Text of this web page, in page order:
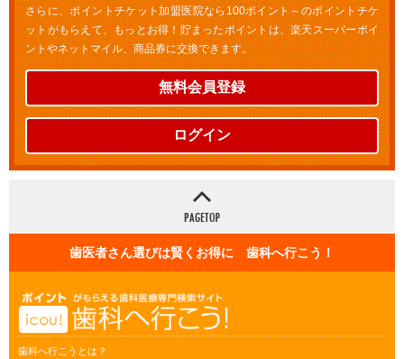
さらに、ポイントチケット加盟医院なら100ポイント～のポイントチケ
ットがもらえて、もっとお得！貯まったポイントは、楽天スーパーポイ
ントやネットマイル、商品券に交換できます。
無料会員登録
ログイン
歯医者さん選びは賢くお得に 歯科へ行こう！
歯科へ行こうとは？